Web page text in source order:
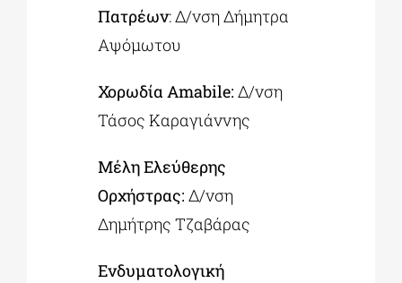
Πατρέων: Δ/νση Δήμητρα
Αψόμωτου
ΧορωδίαAmabile: Δ/νση
Τάσος Καραγιάννης
Μέλη Ελεύθερης
Ορχήστρας: Δ/νση
Δημήτρης Τζαβάρας
Ενδυματολογική